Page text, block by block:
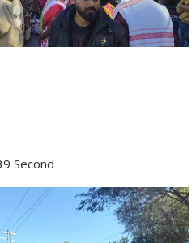
Second